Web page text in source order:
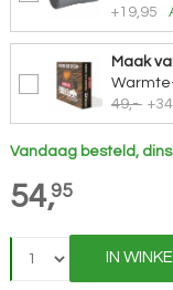
+19,95
Maak
49,-
Vandaag besteld,
54,95
IN